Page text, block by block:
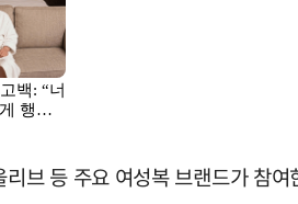
주요 여성복 브랜드가 참여